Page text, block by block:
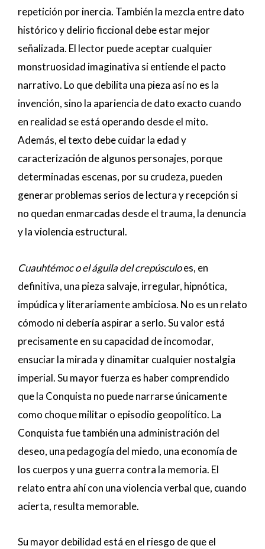
repetición por inercia. También la mezcla entre dato
histórico y delirio ficcional debe estar mejor
señalizada. El lector puede aceptar cualquier
monstruosidad imaginativa si entiende el pacto
narrativo. Lo que debilita una pieza así no es la
invención, sino la apariencia de dato exacto cuando
en realidad se está operando desde el mito.
Además, el texto debe cuidar la edad y
caracterización de algunos personajes, porque
determinadas escenas, por su crudeza, pueden
generar problemas serios de lectura y recepción si
no quedan enmarcadas desde el trauma, la denuncia
y la violencia estructural.
Cuauhtémoc o el águila del crepúsculoes, en
definitiva, una pieza salvaje, irregular, hipnótica,
impúdica y literariamente ambiciosa. No es un relato
cómodo ni debería aspirar a serlo. Su valor está
precisamente en su capacidad de incomodar,
ensuciar la mirada y dinamitar cualquier nostalgia
imperial. Su mayor fuerza es haber comprendido
que la Conquista no puede narrarse únicamente
como choque militar o episodio geopolítico. La
Conquista fue también una administración del
deseo, una pedagogía del miedo, una economía de
los cuerpos y una guerra contra la memoria. El
relato entra ahí con una violencia verbal que, cuando
acierta, resulta memorable.
Su mayor debilidad está en el riesgo de que el